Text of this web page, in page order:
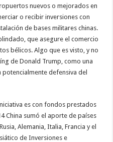
nuevos o mejorados en
o recibir inversiones con
de bases militares chinas.
que asegure el comercio
bélicos. Algo que es visto, y no
de Donald Trump, como una
defensiva del
es con fondos prestados
China sumó el aporte de países
Alemania, Italia, Francia y el
de Inversiones e